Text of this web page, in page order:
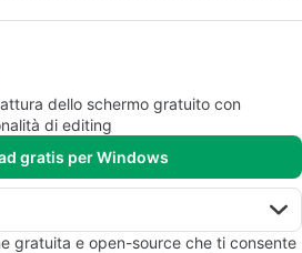
dello schermo gratuito con
di editing
gratis per Windows
gratuita e open-source che ti consente